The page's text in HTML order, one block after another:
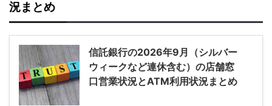
況まとめ
信託銀行の2026年9月（シルバー
ウィークなど連休含む）の店舗窓
口営業状況とATM利用状況まとめ